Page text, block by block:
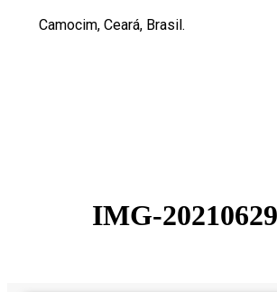
Camocim, Ceará, Brasil.
IMG-